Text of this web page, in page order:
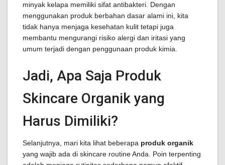
minyak kelapa memiliki sifat antibakteri. Dengan
menggunakan produk berbahan dasar alami ini, kita
tidak hanya menjaga kesehatan kulit tetapi juga
membantu mengurangi risiko alergi dan iritasi yang
umum terjadi dengan penggunaan produk kimia.
Jadi, Apa Saja Produk
Skincare Organik yang
Harus Dimiliki?
Selanjutnya, mari kita lihat beberapa produk organik
yang wajib ada di skincare routine Anda. Poin terpenting